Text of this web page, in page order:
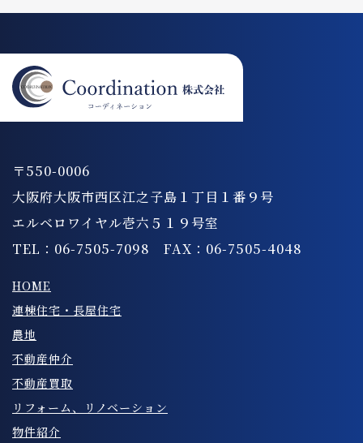
〒550-0006
大阪府大阪市西区江之子島１丁目１番９号
エルベロワイヤル壱六５１９号室
TEL：06-7505-7098 FAX：06-7505-4048
HOME
連棟住宅・長屋住宅
農地
不動産仲介
不動産買取
リフォーム、リノベーション
物件紹介